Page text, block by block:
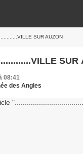
SUR AUZON
SUR
08:41
des Angles